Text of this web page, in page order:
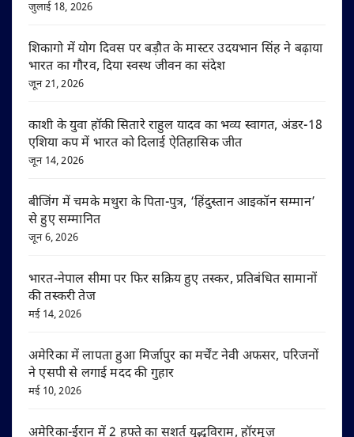
जुलाई 18, 2026
शिकागो में योग दिवस पर बड़ौत के मास्टर उदयभान सिंह ने बढ़ाया
भारत का गौरव, दिया स्वस्थ जीवन का संदेश
जून 21, 2026
काशी के युवा हॉकी सितारे राहुल यादव का भव्य स्वागत, अंडर-18
एशिया कप में भारत को दिलाई ऐतिहासिक जीत
जून 14, 2026
बीजिंग में चमके मथुरा के पिता-पुत्र, ‘हिंदुस्तान आइकॉन सम्मान’
से हुए सम्मानित
जून 6, 2026
भारत-नेपाल सीमा पर फिर सक्रिय हुए तस्कर, प्रतिबंधित सामानों
की तस्करी तेज
मई 14, 2026
अमेरिका में लापता हुआ मिर्जापुर का मर्चेंट नेवी अफसर, परिजनों
ने एसपी से लगाई मदद की गुहार
मई 10, 2026
अमेरिका-ईरान में 2 हफ्ते का सशर्त युद्धविराम, हॉरमुज़